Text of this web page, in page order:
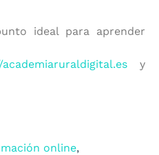
ideal para aprender
y
online,